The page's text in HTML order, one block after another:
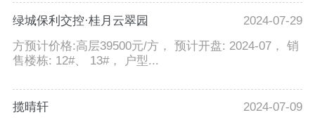
绿城保利交控·桂月云翠园
2024-07-29
方预计价格:高层39500元/方， 预计开盘: 2024-07， 销
售楼栋: 12#、 13#， 户型...
揽晴轩
2024-07-09